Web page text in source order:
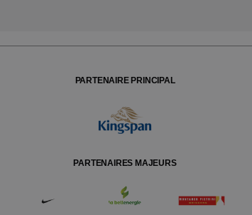
PARTENAIRE PRINCIPAL
PARTENAIRES MAJEURS